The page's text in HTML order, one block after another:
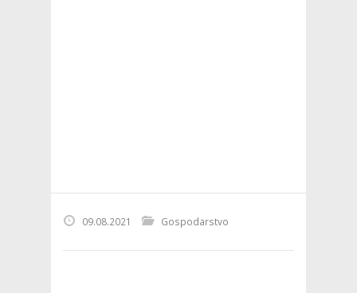
09.08.2021 Gospodarstvo